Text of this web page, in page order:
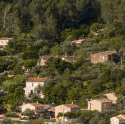
colonnes affichées